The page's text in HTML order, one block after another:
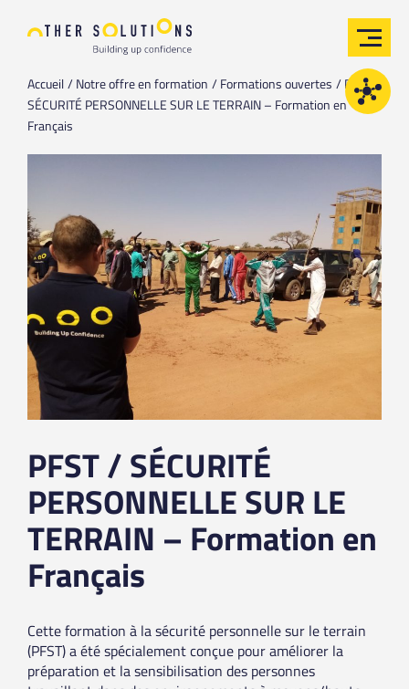
Accueil Notre offre en formation Formations ouvertes
PFST /
SÉCURITÉ PERSONNELLE SUR LE TERRAIN – Formation en
Français
PFST / SÉCURITÉ
PERSONNELLE SUR LE
TERRAIN – Formation en
Français
Cette formation à la sécurité personnelle sur le terrain
(PFST) a été spécialement conçue pour améliorer la
préparation et la sensibilisation des personnes